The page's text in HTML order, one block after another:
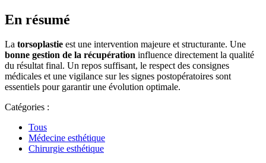
En résumé
La torsoplastie est une intervention majeure et structurante. Une
bonne gestion de la récupération influence directement la qualité
du résultat final. Un repos suffisant, le respect des consignes
médicales et une vigilance sur les signes postopératoires sont
essentiels pour garantir une évolution optimale.
Catégories :
Tous
Médecine esthétique
Chirurgie esthétique